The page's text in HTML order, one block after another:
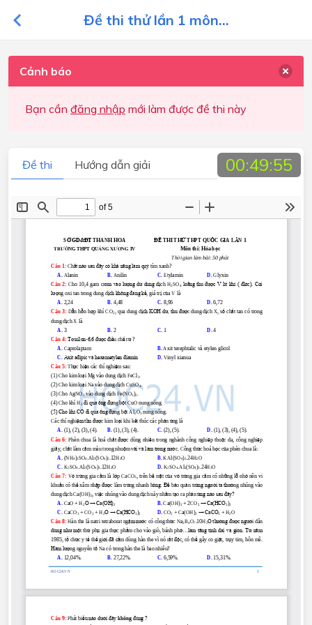
Đề thi thử lần 1 môn...
Cảnh báo
Bạn cần đăng nhập mới làm được đề thi này
Đề thi Hướng dẫn giải 00:49:55